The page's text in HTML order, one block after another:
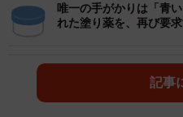
唯一の手がかりは「青
れた塗り薬を、再び要
記事